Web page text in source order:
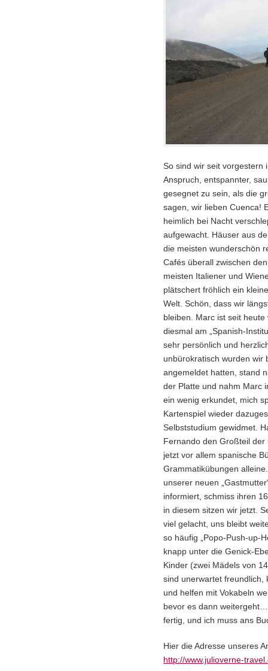
So sind wir seit vorgestern
Anspruch, entspannter,
gesegnet zu sein, als die
sagen, wir lieben Cuenca!
heimlich bei Nacht
aufgewacht. Häuser aus
die meisten wunderschön
Cafés überall zwischen
meisten Italiener und
plätschert fröhlich ein
Welt. Schön, dass wir
bleiben. Marc ist seit
diesmal am „Spanish-
sehr persönlich und
unbürokratisch wurden wir
angemeldet hatten, stand
der Platte und nahm Marc
ein wenig erkundet, mich
Kartenspiel wieder
Selbststudium gewidmet.
Fernando den Großteil
jetzt vor allem spanische
Grammatikübungen
unserer neuen
informiert, schmiss ihren
in diesem sitzen wir jetzt.
viel gelacht, uns bleibt
so häufig „Popo-Push-up-
knapp unter die Genick-
Kinder (zwei Mädels von
sind unerwartet freundlich,
und helfen mit Vokabeln
bevor es dann
fertig, und ich muss ans
Hier die Adresse unseres
http://www.julioverne-